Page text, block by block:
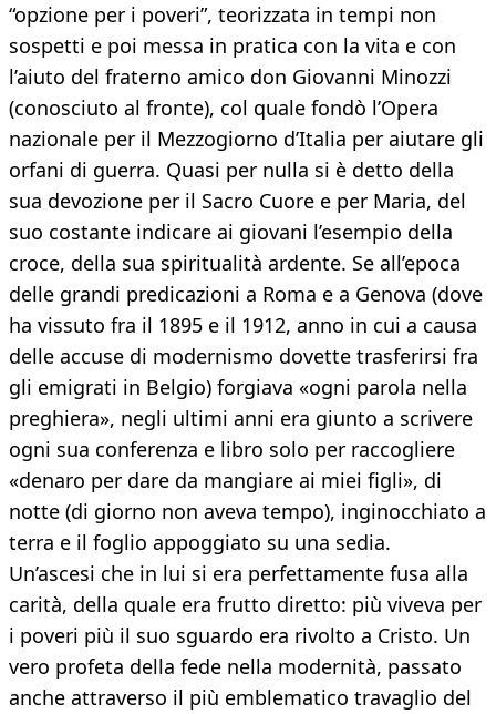
“opzione per i poveri”, teorizzata in tempi non
sospetti e poi messa in pratica con la vita e con
l’aiuto del fraterno amico don Giovanni Minozzi
(conosciuto al fronte), col quale fondò l’Opera
nazionale per il Mezzogiorno d’Italia per aiutare gli
orfani di guerra. Quasi per nulla si è detto della
sua devozione per il Sacro Cuore e per Maria, del
suo costante indicare ai giovani l’esempio della
croce, della sua spiritualità ardente. Se all’epoca
delle grandi predicazioni a Roma e a Genova (dove
ha vissuto fra il 1895 e il 1912, anno in cui a causa
delle accuse di modernismo dovette trasferirsi fra
gli emigrati in Belgio) forgiava «ogni parola nella
preghiera», negli ultimi anni era giunto a scrivere
ogni sua conferenza e libro solo per raccogliere
«denaro per dare da mangiare ai miei figli», di
notte (di giorno non aveva tempo), inginocchiato a
terra e il foglio appoggiato su una sedia.
Un’ascesi che in lui si era perfettamente fusa alla
carità, della quale era frutto diretto: più viveva per
i poveri più il suo sguardo era rivolto a Cristo. Un
vero profeta della fede nella modernità, passato
anche attraverso il più emblematico travaglio del